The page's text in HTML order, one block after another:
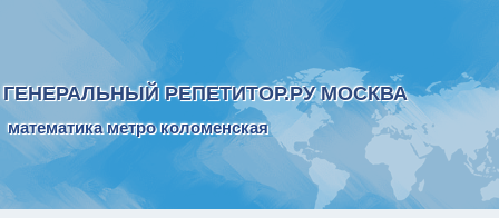
ГЕНЕРАЛЬНЫЙ РЕПЕТИТОР.РУ МОСКВА
математика метро коломенская